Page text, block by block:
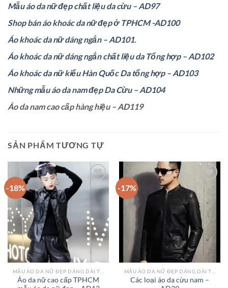
Mẫu áo da nữ đẹp chất liệu da cừu – AD97
Shop bán áo khoác da nữ đẹp ở TPHCM -AD100
Áo khoác da nữ dáng ngắn – AD101.
Áo khoác da nữ dáng ngắn chất liệu da Tổng hợp – AD102
Áo khoác da nữ kiểu Hàn Quốc Da tổng hợp – AD103
Những mẫu áo da nam đẹp Da Cừu – AD104
Áo da nam cao cấp hàng hiệu – AD119
SẢN PHẨM TƯƠNG TỰ
-18%
wishlist
Áo da nữ cao cấp TPHCM
-17%
Add to
wishlist
Các loại áo da cừu nam –